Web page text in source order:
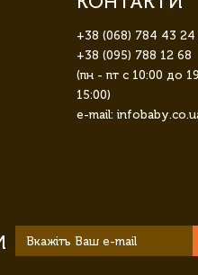
+38 (068) 784 43 24
+38 (095) 788 12 68
(пн - пт с 10:00 до
15:00)
e-mail: